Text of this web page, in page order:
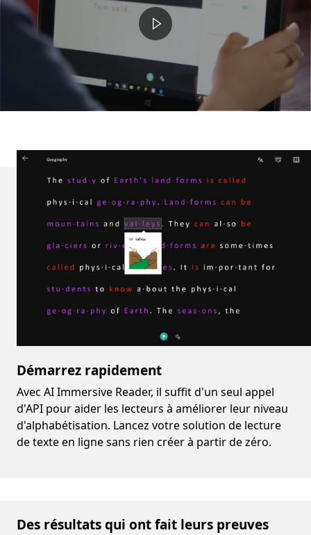
Démarrez rapidement
Avec AI Immersive Reader, il suffit d'un seul appel
d'API pour aider les lecteurs à améliorer leur niveau
d'alphabétisation. Lancez votre solution de lecture
de texte en ligne sans rien créer à partir de zéro.
Des résultats qui ont fait leurs preuves